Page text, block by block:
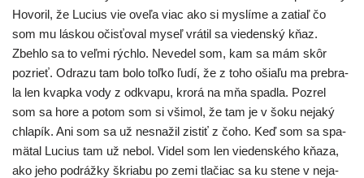
Hovoril, že Lucius vie ove­ľa viac ako si mys­lí­me a zatiaľ čo
som mu lás­kou očis­ťo­val myseľ vrá­til sa vie­den­ský kňaz.
Zbehlo sa to veľ­mi rých­lo. Nevedel som, kam sa mám skôr
pozrieť. Odrazu tam bolo toľ­ko ľudí, že z toho ošia­ľu ma pre­bra­
la len kvap­ka vody z odkva­pu, kro­rá na mňa spad­la. Pozrel
som sa hore a potom som si vši­mol, že tam je v šoku neja­ký
chla­pík. Ani som sa už nesna­žil zis­tiť z čoho. Keď som sa spa­
mä­tal Lucius tam už nebol. Videl som len vie­den­ské­ho kňa­za,
ako jeho podráž­ky škria­bu po zemi tla­čiac sa ku ste­ne v neja­